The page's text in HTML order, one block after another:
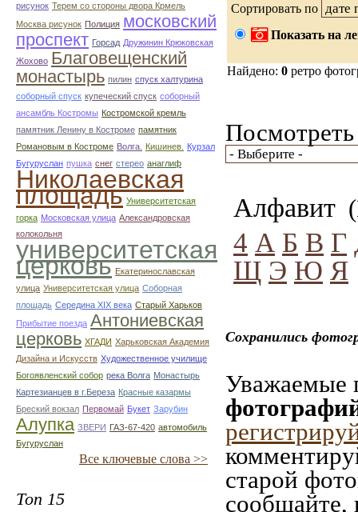
рисунок Терем со стороны двора Крмель
Москва рисунок Полиция московский
проспект Горсад Дружинин Крюковская
Жохово Благовещенский
монастырь пилин спуск халтурина
соборный спуск купеческий спуск соборный
ансамбль Костромы Костромской кремль
памятник Ленину в Костроме памятник
Романовым в Костроме Волга. Кишинев.
Курзал
Бугуруслан пушка снег стерео анаглиф
Николаевская
площадь Университетская
горка Московская улица Александровская
колокольня
университетская
церковь Екатеринославская
улица Университетская улица Соборная
площадь Середина XIX века Старый Харьков
Прибытие поезда Антониевская
церковь ХГАДИ Харьковская Академия
Дизайна и Искусств Художественное училище
Богоявленский собор река Волга Монастырь
Картезианцев в г.Береза Красные казармы
Бреский вокзал Первомай Букет Зарубин
Алупка ЗВЕРИ ГАЗ-67-420 автомобиль
Бугуруслан
Все ключевые слова >>
Топ 15
Сортировать по
Показать на
Найдено: 0 ретро
Алфавит
4 А Б В Г
Щ Э Ю Я
Сохранились
Уважаемые
старой
сообщайте,